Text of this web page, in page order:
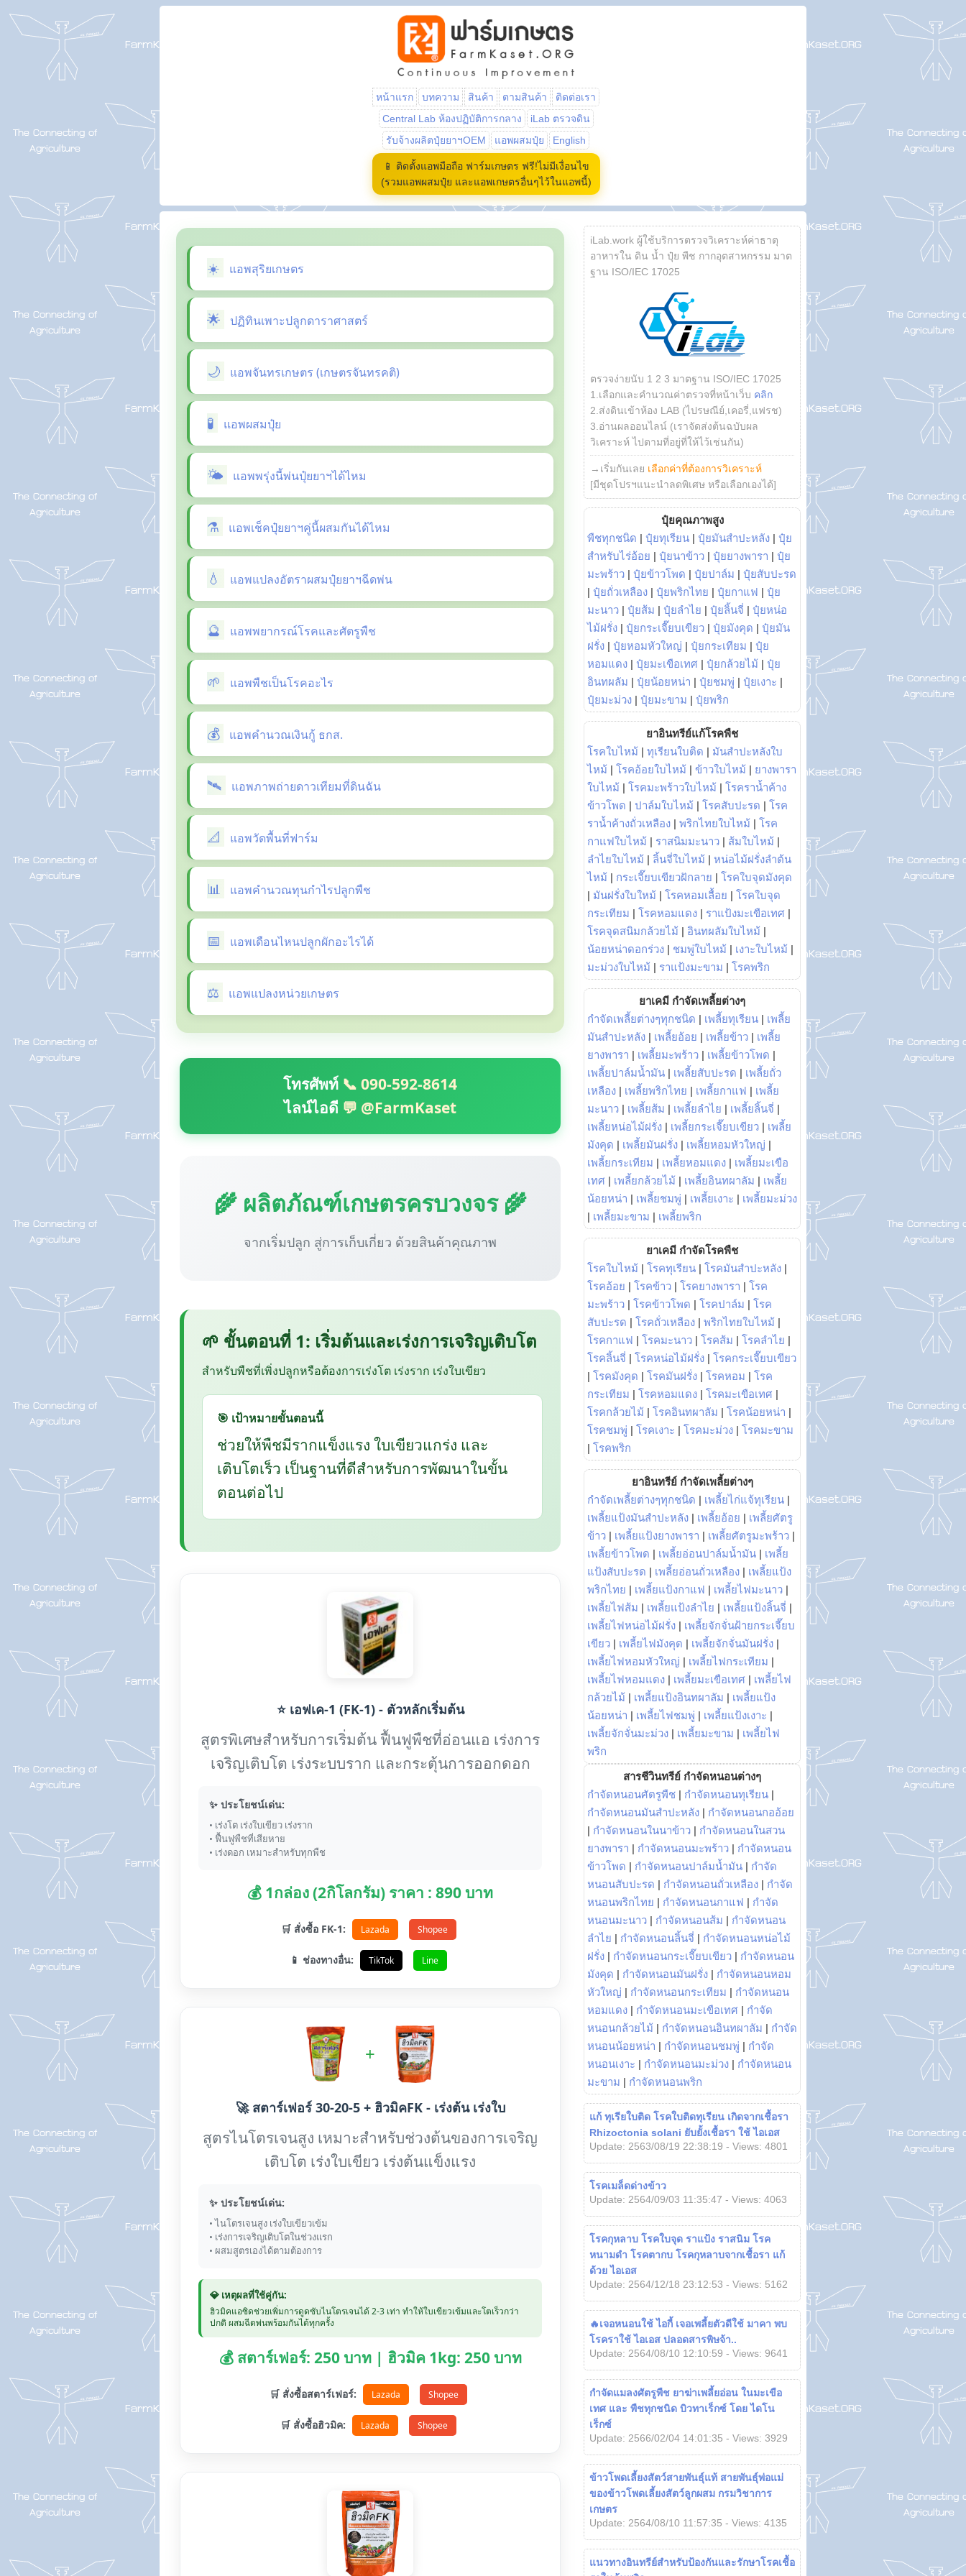
หน้าแรก บทความ สินค้า ตามสินค้า
ติดต่อเรา
Central Lab ห้องปฏิบัติการกลาง
iLab ตรวจดิน
รับจ้างผลิตปุ๋ยยาฯOEM
แอพผสมปุ๋ย English
📱 ติดตั้งแอพมือถือ ฟาร์มเกษตร ฟรี!ไม่มีเงื่อนไข
(รวมแอพผสมปุ๋ย และแอพเกษตรอื่นๆไว้ในแอพนี้)
แอพสุริยเกษตร
ปฏิทินเพาะปลูกดาราศาสตร์
แอพจันทรเกษตร (เกษตรจันทรคติ)
แอพผสมปุ๋ย
แอพพรุ่งนี้พ่นปุ๋ยยาฯได้ไหม
แอพเช็คปุ๋ยยาฯคู่นี้ผสมกันได้ไหม
แอพแปลงอัตราผสมปุ๋ยยาฯฉีดพ่น
แอพพยากรณ์โรคและศัตรูพืช
แอพพืชเป็นโรคอะไร
แอพคำนวณเงินกู้ ธกส.
แอพภาพถ่ายดาวเทียมที่ดินฉัน
แอพวัดพื้นที่ฟาร์ม
แอพคำนวณทุนกำไรปลูกพืช
แอพเดือนไหนปลูกผักอะไรได้
แอพแปลงหน่วยเกษตร
โทรศัพท์ 📞 090-592-8614
ไลน์ไอดี 💬 @FarmKaset
🌾 ผลิตภัณฑ์เกษตรครบวงจร 🌾
จากเริ่มปลูก สู่การเก็บเกี่ยว ด้วยสินค้าคุณภาพ
🌱 ขั้นตอนที่ 1: เริ่มต้นและเร่งการเจริญเติบโต
สำหรับพืชที่เพิ่งปลูกหรือต้องการเร่งโต เร่งราก เร่งใบเขียว
🎯 เป้าหมายขั้นตอนนี้
ช่วยให้พืชมีรากแข็งแรง ใบเขียวแกร่ง และ
เติบโตเร็ว เป็นฐานที่ดีสำหรับการพัฒนาในขั้น
ตอนต่อไป
⭐ เอฟเค-1 (FK-1) - ตัวหลักเริ่มต้น
สูตรพิเศษสำหรับการเริ่มต้น ฟื้นฟูพืชที่อ่อนแอ เร่งการ
เจริญเติบโต เร่งระบบราก และกระตุ้นการออกดอก
✨ ประโยชน์เด่น:
• เร่งโต เร่งใบเขียว เร่งราก
• ฟื้นฟูพืชที่เสียหาย
• เร่งดอก เหมาะสำหรับทุกพืช
💰 1กล่อง (2กิโลกรัม) ราคา : 890 บาท
🛒 สั่งซื้อ FK-1: Lazada Shopee
📱 ช่องทางอื่น: TikTok Line
+
🚀 สตาร์เฟอร์ 30-20-5 + ฮิวมิคFK - เร่งต้น เร่งใบ
สูตรไนโตรเจนสูง เหมาะสำหรับช่วงต้นของการเจริญ
เติบโต เร่งใบเขียว เร่งต้นแข็งแรง
✨ ประโยชน์เด่น:
• ไนโตรเจนสูง เร่งใบเขียวเข้ม
• เร่งการเจริญเติบโตในช่วงแรก
• ผสมสูตรเองได้ตามต้องการ
💎 เหตุผลที่ใช้คู่กัน:
ฮิวมิคแอซิดช่วยเพิ่มการดูดซับไนโตรเจนได้ 2-3 เท่า ทำให้ใบเขียวเข้มและโตเร็วกว่า
ปกติ ผสมฉีดพ่นพร้อมกันได้ทุกครั้ง
💰 สตาร์เฟอร์: 250 บาท | ฮิวมิค 1kg: 250 บาท
🛒 สั่งซื้อสตาร์เฟอร์: Lazada Shopee
🛒 สั่งซื้อฮิวมิค: Lazada Shopee
iLab.work ผู้ใช้บริการตรวจวิเคราะห์ค่าธาตุ
อาหารใน ดิน น้ำ ปุ๋ย พืช กากอุตสาหกรรม มาต
ฐาน ISO/IEC 17025
ตรวจง่ายนับ 1 2 3 มาตฐาน ISO/IEC 17025
1.เลือกและคำนวณค่าตรวจที่หน้าเว็บ คลิก
2.ส่งดินเข้าห้อง LAB (ไปรษณีย์,เคอรี่,แฟรช)
3.อ่านผลออนไลน์ (เราจัดส่งต้นฉบับผล
วิเคราะห์ ไปตามที่อยู่ที่ให้ไว้เช่นกัน)
→เริ่มกันเลย เลือกค่าที่ต้องการวิเคราะห์
[มีชุดโปรฯแนะนำลดพิเศษ หรือเลือกเองได้]
ปุ๋ยคุณภาพสูง
พืชทุกชนิด | ปุ๋ยทุเรียน | ปุ๋ยมันสำปะหลัง | ปุ๋ย
สำหรับไร่อ้อย | ปุ๋ยนาข้าว | ปุ๋ยยางพารา | ปุ๋ย
มะพร้าว | ปุ๋ยข้าวโพด | ปุ๋ยปาล์ม | ปุ๋ยสับปะรด
| ปุ๋ยถั่วเหลือง | ปุ๋ยพริกไทย | ปุ๋ยกาแฟ | ปุ๋ย
มะนาว | ปุ๋ยส้ม | ปุ๋ยลำไย | ปุ๋ยลิ้นจี่ | ปุ๋ยหน่อ
ไม้ฝรั่ง | ปุ๋ยกระเจี๊ยบเขียว | ปุ๋ยมังคุด | ปุ๋ยมัน
ฝรั่ง | ปุ๋ยหอมหัวใหญ่ | ปุ๋ยกระเทียม | ปุ๋ย
หอมแดง | ปุ๋ยมะเขือเทศ | ปุ๋ยกล้วยไม้ | ปุ๋ย
อินทผลัม | ปุ๋ยน้อยหน่า | ปุ๋ยชมพู่ | ปุ๋ยเงาะ |
ปุ๋ยมะม่วง | ปุ๋ยมะขาม | ปุ๋ยพริก
ยาอินทรีย์แก้โรคพืช
โรคใบไหม้ | ทุเรียนใบติด | มันสำปะหลังใบ
ไหม้ | โรคอ้อยใบไหม้ | ข้าวใบไหม้ | ยางพารา
ใบไหม้ | โรคมะพร้าวใบไหม้ | โรคราน้ำค้าง
ข้าวโพด | ปาล์มใบไหม้ | โรคสับปะรด | โรค
ราน้ำค้างถั่วเหลือง | พริกไทยใบไหม้ | โรค
กาแฟใบไหม้ | ราสนิมมะนาว | ส้มใบไหม้ |
ลำไยใบไหม้ | ลิ้นจี่ใบไหม้ | หน่อไม้ฝรั่งลำต้น
ไหม้ | กระเจี๊ยบเขียวฝักลาย | โรคใบจุดมังคุด
| มันฝรั่งใบใหม้ | โรคหอมเลื้อย | โรคใบจุด
กระเทียม | โรคหอมแดง | ราแป้งมะเขือเทศ |
โรคจุดสนิมกล้วยไม้ | อินทผลัมใบไหม้ |
น้อยหน่าดอกร่วง | ชมพู่ใบไหม้ | เงาะใบไหม้ |
มะม่วงใบไหม้ | ราแป้งมะขาม | โรคพริก
ยาเคมี กำจัดเพลี้ยต่างๆ
กำจัดเพลี้ยต่างๆทุกชนิด | เพลี้ยทุเรียน | เพลี้ย
มันสำปะหลัง | เพลี้ยอ้อย | เพลี้ยข้าว | เพลี้ย
ยางพารา | เพลี้ยมะพร้าว | เพลี้ยข้าวโพด |
เพลี้ยปาล์มน้ำมัน | เพลี้ยสับปะรด | เพลี้ยถั่ว
เหลือง | เพลี้ยพริกไทย | เพลี้ยกาแฟ | เพลี้ย
มะนาว | เพลี้ยส้ม | เพลี้ยลำไย | เพลี้ยลิ้นจี่ |
เพลี้ยหน่อไม้ฝรั่ง | เพลี้ยกระเจี๊ยบเขียว | เพลี้ย
มังคุด | เพลี้ยมันฝรั่ง | เพลี้ยหอมหัวใหญ่ |
เพลี้ยกระเทียม | เพลี้ยหอมแดง | เพลี้ยมะเขือ
เทศ | เพลี้ยกล้วยไม้ | เพลี้ยอินทผาลัม | เพลี้ย
น้อยหน่า | เพลี้ยชมพู่ | เพลี้ยเงาะ | เพลี้ยมะม่วง
| เพลี้ยมะขาม | เพลี้ยพริก
ยาเคมี กำจัดโรคพืช
โรคใบไหม้ | โรคทุเรียน | โรคมันสำปะหลัง |
โรคอ้อย | โรคข้าว | โรคยางพารา | โรค
มะพร้าว | โรคข้าวโพด | โรคปาล์ม | โรค
สับปะรด | โรคถั่วเหลือง | พริกไทยใบไหม้ |
โรคกาแฟ | โรคมะนาว | โรคส้ม | โรคลำไย |
โรคลิ้นจี่ | โรคหน่อไม้ฝรั่ง | โรคกระเจี๊ยบเขียว
| โรคมังคุด | โรคมันฝรั่ง | โรคหอม | โรค
กระเทียม | โรคหอมแดง | โรคมะเขือเทศ |
โรคกล้วยไม้ | โรคอินทผาลัม | โรคน้อยหน่า |
โรคชมพู่ | โรคเงาะ | โรคมะม่วง | โรคมะขาม
| โรคพริก
ยาอินทรีย์ กำจัดเพลี้ยต่างๆ
กำจัดเพลี้ยต่างๆทุกชนิด | เพลี้ยไก่แจ้ทุเรียน |
เพลี้ยแป้งมันสำปะหลัง | เพลี้ยอ้อย | เพลี้ยศัตรู
ข้าว | เพลี้ยแป้งยางพารา | เพลี้ยศัตรูมะพร้าว |
เพลี้ยข้าวโพด | เพลี้ยอ่อนปาล์มน้ำมัน | เพลี้ย
แป้งสับปะรด | เพลี้ยอ่อนถั่วเหลือง | เพลี้ยแป้ง
พริกไทย | เพลี้ยแป้งกาแฟ | เพลี้ยไฟมะนาว |
เพลี้ยไฟส้ม | เพลี้ยแป้งลำไย | เพลี้ยแป้งลิ้นจี่ |
เพลี้ยไฟหน่อไม้ฝรั่ง | เพลี้ยจักจั่นฝ้ายกระเจี๊ยบ
เขียว | เพลี้ยไฟมังคุด | เพลี้ยจักจั่นมันฝรั่ง |
เพลี้ยไฟหอมหัวใหญ่ | เพลี้ยไฟกระเทียม |
เพลี้ยไฟหอมแดง | เพลี้ยมะเขือเทศ | เพลี้ยไฟ
กล้วยไม้ | เพลี้ยแป้งอินทผาลัม | เพลี้ยแป้ง
น้อยหน่า | เพลี้ยไฟชมพู่ | เพลี้ยแป้งเงาะ |
เพลี้ยจักจั่นมะม่วง | เพลี้ยมะขาม | เพลี้ยไฟ
พริก
สารชีวินทรีย์ กำจัดหนอนต่างๆ
กำจัดหนอนศัตรูพืช | กำจัดหนอนทุเรียน |
กำจัดหนอนมันสำปะหลัง | กำจัดหนอนกออ้อย
| กำจัดหนอนในนาข้าว | กำจัดหนอนในสวน
ยางพารา | กำจัดหนอนมะพร้าว | กำจัดหนอน
ข้าวโพด | กำจัดหนอนปาล์มน้ำมัน | กำจัด
หนอนสับปะรด | กำจัดหนอนถั่วเหลือง | กำจัด
หนอนพริกไทย | กำจัดหนอนกาแฟ | กำจัด
หนอนมะนาว | กำจัดหนอนส้ม | กำจัดหนอน
ลำไย | กำจัดหนอนลิ้นจี่ | กำจัดหนอนหน่อไม้
ฝรั่ง | กำจัดหนอนกระเจี๊ยบเขียว | กำจัดหนอน
มังคุด | กำจัดหนอนมันฝรั่ง | กำจัดหนอนหอม
หัวใหญ่ | กำจัดหนอนกระเทียม | กำจัดหนอน
หอมแดง | กำจัดหนอนมะเขือเทศ | กำจัด
หนอนกล้วยไม้ | กำจัดหนอนอินทผาลัม | กำจัด
หนอนน้อยหน่า | กำจัดหนอนชมพู่ | กำจัด
หนอนเงาะ | กำจัดหนอนมะม่วง | กำจัดหนอน
มะขาม | กำจัดหนอนพริก
แก้ ทุเรียใบติด โรคใบติดทุเรียน เกิดจากเชื้อรา
Rhizoctonia solani ยับยั้งเชื้อรา ใช้ ไอเอส
Update: 2563/08/19 22:38:19 - Views: 4801
โรคเมล็ดด่างข้าว
Update: 2564/09/03 11:35:47 - Views: 4063
โรคกุหลาบ โรคใบจุด ราแป้ง ราสนิม โรค
หนามดำ โรคตากบ โรคกุหลาบจากเชื้อรา แก้
ด้วย ไอเอส
Update: 2564/12/18 23:12:53 - Views: 5162
🔥เจอหนอนใช้ ไอกี้ เจอเพลี้ยตัวดีใช้ มาคา พบ
โรคราใช้ ไอเอส ปลอดสารพิษจ้า..
Update: 2564/08/10 12:10:59 - Views: 9641
กำจัดแมลงศัตรูพืช ยาฆ่าเพลี้ยอ่อน ในมะเขือ
เทศ และ พืชทุกชนิด บิวทาเร็กซ์ โดย ไดโน
เร็กซ์
Update: 2566/02/04 14:01:35 - Views: 3929
ข้าวโพดเลี้ยงสัตว์สายพันธุ์แท้ สายพันธุ์พ่อแม่
ของข้าวโพดเลี้ยงสัตว์ลูกผสม กรมวิชาการ
เกษตร
Update: 2564/08/10 11:57:35 - Views: 4135
แนวทางอินทรีย์สำหรับป้องกันและรักษาโรคเชื้อ